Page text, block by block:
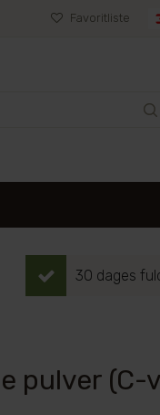
Favoritliste
30 dages
pulver (C-